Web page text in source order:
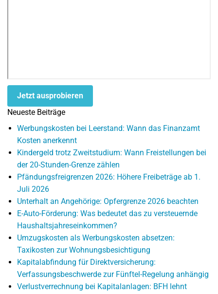
Jetzt ausprobieren
Neueste Beiträge
Werbungskosten bei Leerstand: Wann das Finanzamt
Kosten anerkennt
Kindergeld trotz Zweitstudium: Wann Freistellungen bei
der 20-Stunden-Grenze zählen
Pfändungsfreigrenzen 2026: Höhere Freibeträge ab 1.
Juli 2026
Unterhalt an Angehörige: Opfergrenze 2026 beachten
E-Auto-Förderung: Was bedeutet das zu versteuernde
Haushaltsjahreseinkommen?
Umzugskosten als Werbungskosten absetzen:
Taxikosten zur Wohnungsbesichtigung
Kapitalabfindung für Direktversicherung:
Verfassungsbeschwerde zur Fünftel-Regelung anhängig
Verlustverrechnung bei Kapitalanlagen: BFH lehnt